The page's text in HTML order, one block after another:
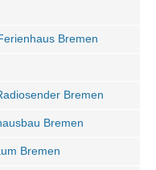
Bremen
Bremen
Bremen
Bremen